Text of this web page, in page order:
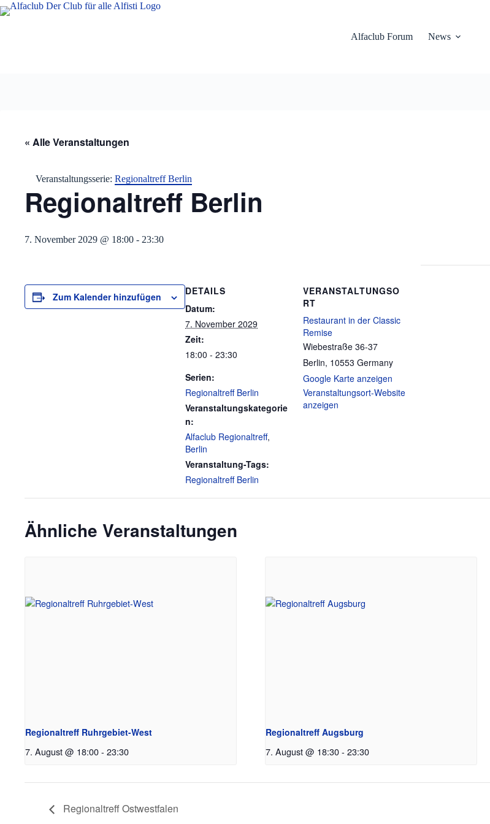
Zum
Inhalt
Alfaclub Forum
News
« Alle Veranstaltungen
Veranstaltungsserie: Regionaltreff Berlin
Regionaltreff Berlin
7. November 2029 @ 18:00 - 23:30
Zum Kalender hinzufügen
DETAILS
Datum:
7. November 2029
Zeit:
18:00 - 23:30
Serien:
Regionaltreff Berlin
Veranstaltungskategorie
n:
Alfaclub Regionaltreff,
Berlin
Veranstaltung-Tags:
Regionaltreff Berlin
VERANSTALTUNGSO
RT
Restaurant in der Classic
Remise
Wiebestraße 36-37
Berlin, 10553 Germany
Google Karte anzeigen
Veranstaltungsort-Website
anzeigen
Ähnliche Veranstaltungen
Regionaltreff Ruhrgebiet-West
7. August @ 18:00- 23:30
Regionaltreff Augsburg
7. August @ 18:30 - 23:30
Regionaltreff Ostwestfalen